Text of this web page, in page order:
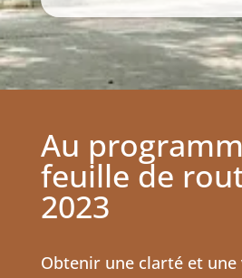
Au
feuille de
2023
Obtenir une clarté et une